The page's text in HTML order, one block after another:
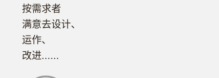
按需求者
满意去设计、
运作、
改进......